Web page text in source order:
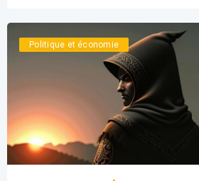
Politique et économie